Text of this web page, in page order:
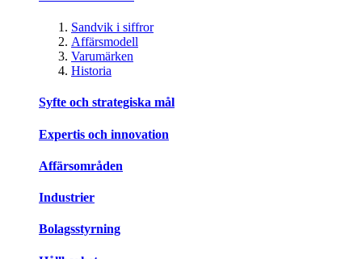
Sandvik i siffror
Affärsmodell
Varumärken
Historia
Syfte och strategiska mål
Expertis och innovation
Affärsområden
Industrier
Bolagsstyrning